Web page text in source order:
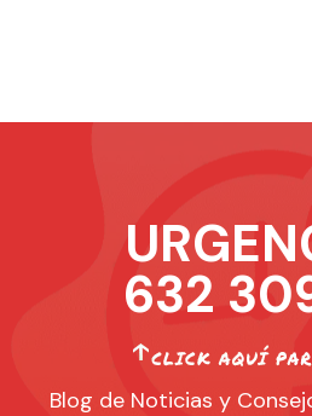
632
Blog de Noticias y